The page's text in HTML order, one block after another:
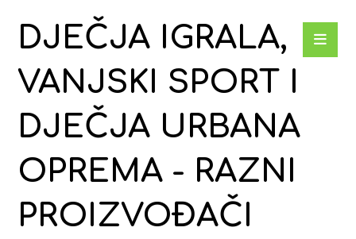
DJEČJA IGRALA,
VANJSKI SPORT I
DJEČJA URBANA
OPREMA - RAZNI
PROIZVOĐAČI